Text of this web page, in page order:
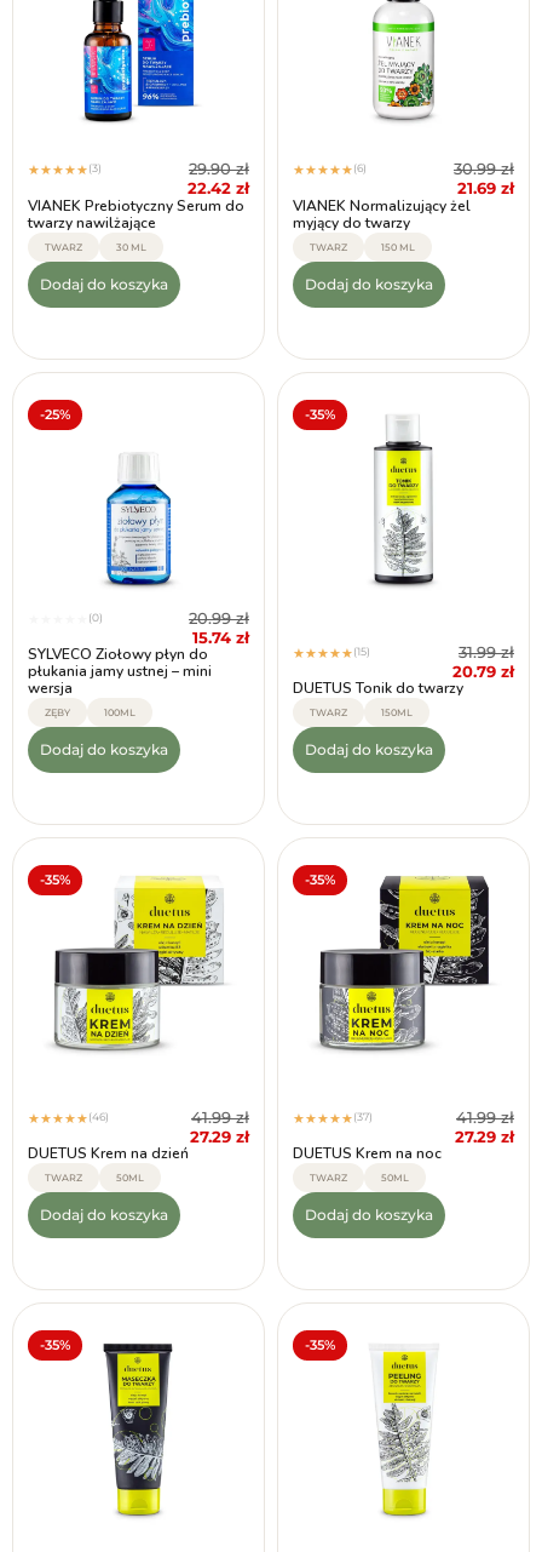
★★★★★(3) 29.90zł
22.42 zł
VIANEK Prebiotyczny Serum do
twarzy nawilżające
TWARZ 30 ML
Dodaj do koszyka
★★★★★(6) 30.99zł
21.69 zł
VIANEK Normalizujący żel
myjący do twarzy
TWARZ 150 ML
Dodaj do koszyka
-25%
(0) 20.99zł
15.74 zł
SYLVECO Ziołowy płyn do
płukania jamy ustnej – mini
wersja
ZĘBY 100ML
Dodaj do koszyka
-35%
★★★★★(15) 31.99zł
20.79 zł
DUETUS Tonik do twarzy
TWARZ 150ML
Dodaj do koszyka
-35%
★★★★★(46) 41.99zł
27.29 zł
DUETUS Krem na dzień
TWARZ 50ML
Dodaj do koszyka
-35%
★★★★★(37) 41.99zł
27.29 zł
DUETUS Krem na noc
TWARZ 50ML
Dodaj do koszyka
-35% -35%